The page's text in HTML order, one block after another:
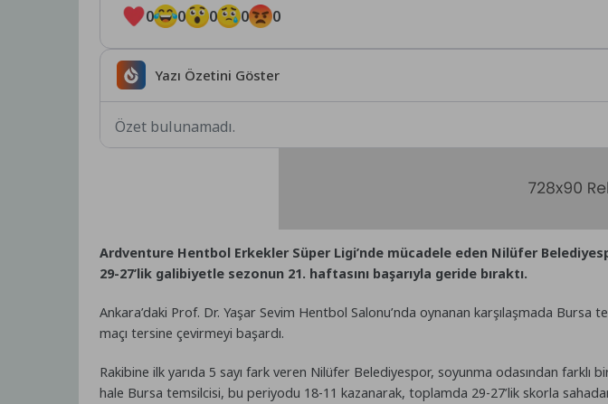
0 0 0 0 0
Yazı Özetini Göster
Özet bulunamadı.
Ardventure Hentbol Erkekler Süper Ligi’nde mücadele eden Nilüfer
29-27’lik galibiyetle sezonun 21. haftasını başarıyla geride bıraktı.
Ankara’daki Prof. Dr. Yaşar Sevim Hentbol Salonu’nda oynanan karşılaşmada Bursa
maçı tersine çevirmeyi başardı.
Rakibine ilk yarıda 5 sayı fark veren Nilüfer Belediyespor, soyunma odasından farklı
hale Bursa temsilcisi, bu periyodu 18-11 kazanarak, toplamda 29-27’lik skorla